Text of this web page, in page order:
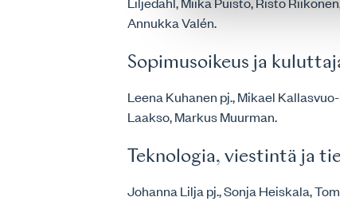
Annukka Valén.
Sopimusoikeus ja
Leena Kuhanen pj., Mikael
Laakso, Markus Muurman.
Teknologia, viestintä ja
Johanna Lilja pj., Sonja Heiskala,